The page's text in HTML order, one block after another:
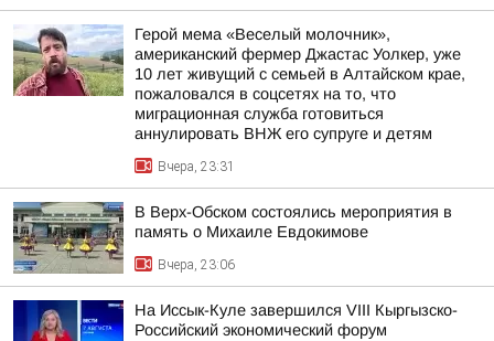
Герой мема «Веселый молочник»,
американский фермер Джастас Уолкер, уже
10 лет живущий с семьей в Алтайском крае,
пожаловался в соцсетях на то, что
миграционная служба готовиться
аннулировать ВНЖ его супруге и детям
Вчера, 23:31
В Верх-Обском состоялись мероприятия в
память о Михаиле Евдокимове
Вчера, 23:06
На Иссык-Куле завершился VIII Кыргызско-
Российский экономический форум